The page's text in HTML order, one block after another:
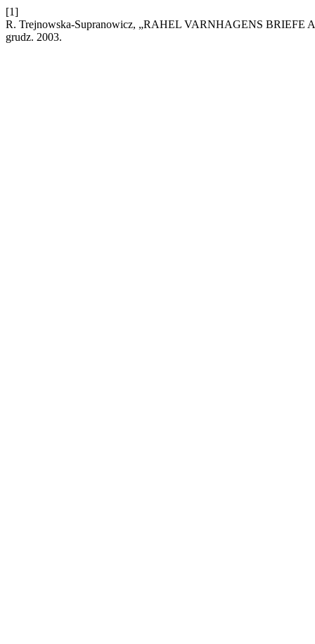
[1]
R. Trejnowska-Supranowicz, „RAHEL VARNHAGENS
grudz. 2003.